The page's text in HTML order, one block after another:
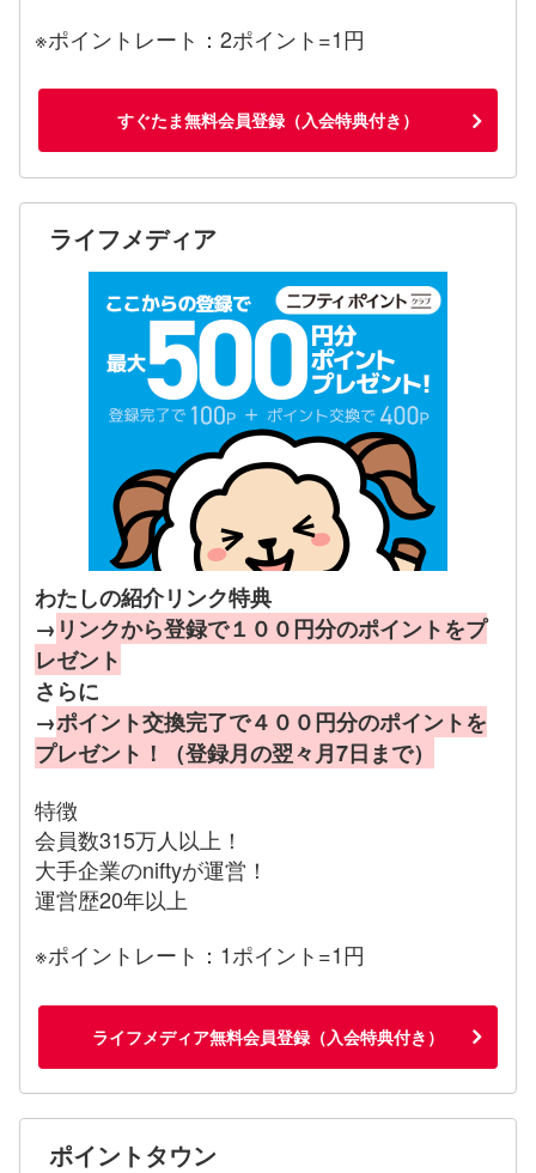
※ポイントレート：2ポイント=1円
すぐたま無料会員登録（入会特典付き）
ライフメディア
わたしの紹介リンク特典
→ リンクから登録で１００円分のポイントをプ
レゼント
さらに
→ポイント交換完了で４００円分のポイントを
プレゼント！（登録月の翌々月7日まで）
特徴
会員数315万人以上！
大手企業のniftyが運営！
運営歴20年以上
※ポイントレート：1ポイント=1円
ライフメディア無料会員登録（入会特典付き）
ポイントタウン